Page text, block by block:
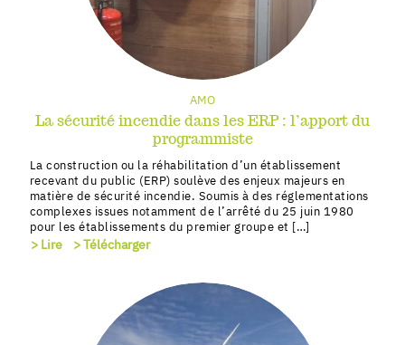
AMO
La sécurité incendie dans les ERP : l’apport du
programmiste
La construction ou la réhabilitation d’un établissement
recevant du public (ERP) soulève des enjeux majeurs en
matière de sécurité incendie. Soumis à des réglementations
complexes issues notamment de l’arrêté du 25 juin 1980
pour les établissements du premier groupe et […]
> Lire > Télécharger